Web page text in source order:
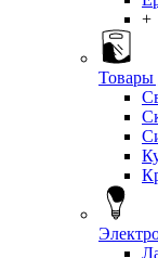
+
Товары